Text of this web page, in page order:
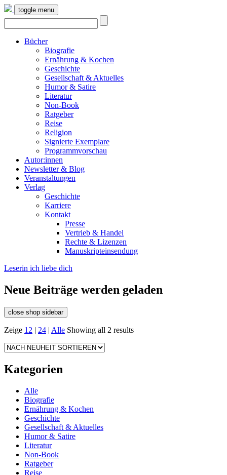
toggle menu
Bücher
Biografie
Ernährung & Kochen
Geschichte
Gesellschaft & Aktuelles
Humor & Satire
Literatur
Non-Book
Ratgeber
Reise
Religion
Signierte Exemplare
Programmvorschau
Autor:innen
Newsletter & Blog
Veranstaltungen
Verlag
Geschichte
Karriere
Kontakt
Presse
Vertrieb & Handel
Rechte & Lizenzen
Manuskripteinsendung
Leserin ich liebe dich
Neue Beiträge werden geladen
close shop sidebar
Zeige 12 | 24 | Alle Showing all 2 results
Kategorien
Alle
Biografie
Ernährung & Kochen
Geschichte
Gesellschaft & Aktuelles
Humor & Satire
Literatur
Non-Book
Ratgeber
Reise